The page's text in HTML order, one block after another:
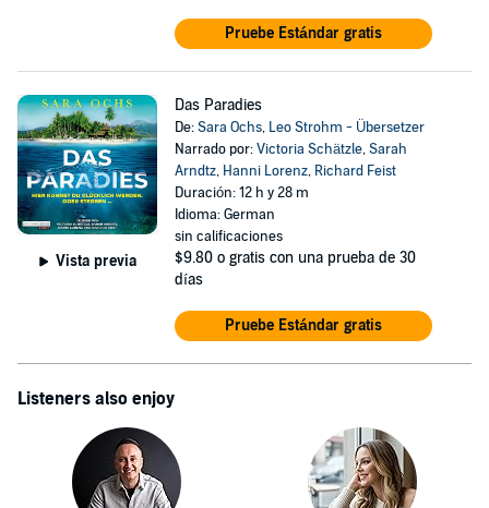
Pruebe Estándar gratis
Vista previa
Das Paradies
De:Sara Ochs, Leo Strohm - Übersetzer
Narrado por:Victoria Schätzle,Sarah
Arndtz, Hanni Lorenz, Richard Feist
Duración: 12 h y 28 m
Idioma: German
sin calificaciones
$9.80 o gratis con una prueba de 30
días
Pruebe Estándar gratis
Listeners also enjoy